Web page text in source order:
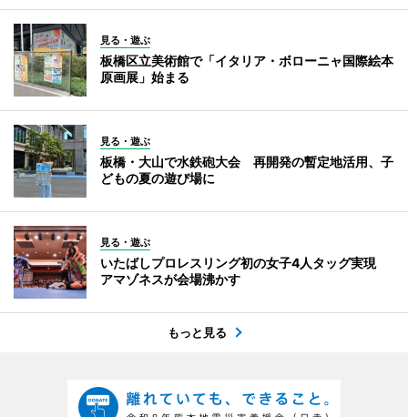
見る・遊ぶ
板橋区立美術館で「イタリア・ボローニャ国際絵本
原画展」始まる
見る・遊ぶ
板橋・大山で水鉄砲大会 再開発の暫定地活用、子
どもの夏の遊び場に
見る・遊ぶ
いたばしプロレスリング初の女子4人タッグ実現
アマゾネスが会場沸かす
もっと見る